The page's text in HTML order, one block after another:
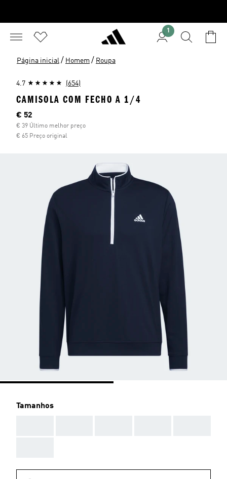
1
Página inicial / Homem / Roupa
4.7 (654)
CAMISOLA COM FECHO A 1/4
Preço atual
€ 52
€ 39 Último melhor preço
€ 65 Preço original
Tamanhos